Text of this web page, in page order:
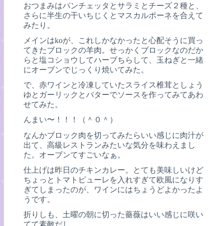
おつまみはパンチェッタとサラミとチーズ２種と、
さらに半生の干いちじくとマスカルポーネを合えて
みたり。
メインはkoが、これしかなかったと心配そうに買っ
てきたブロックの羊肉。せっかくブロックなのだか
らと塩コショウしてハーブちらして、玉ねぎと一緒
にオーブンでじっくり焼いてみた。
で、赤ワインと冷凍していたスライス椎茸としょう
ゆとガーリックとバターでソースを作ってみてあわ
せてみた。
んまい〜！！！（＾０＾）
なんかブロック肉を切ってみたらいい感じに肉汁が
出て、高級レストランみたいな気分を味わえまし
た。オーブンてすごいなぁ。
仕上げは昨日のチキンカレー。とても美味しいけど
ちょっとトマトピューレを入れすぎて欧風になりす
ぎてしまったのが、ワインにはちょうどよかったよ
うです。
折りしも、土曜の朝に切った薔薇はいい感じに咲い
てて素敵だし。